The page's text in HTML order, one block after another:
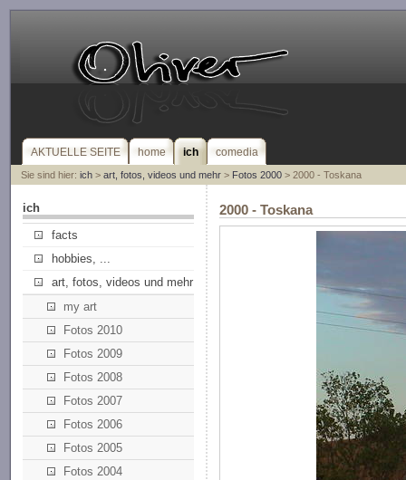
AKTUELLE SEITE home ich comedia
Sie sind hier: ich> art, fotos, videos und mehr> Fotos 2000> 2000 - Toskana
ich
facts
hobbies, ...
art, fotos, videos und mehr
my art
Fotos 2010
Fotos 2009
Fotos 2008
Fotos 2007
Fotos 2006
Fotos 2005
Fotos 2004
2000 - Toskana